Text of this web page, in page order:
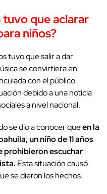
tuvo que aclarar
niños?
tuvo que salir a dar
se convirtiera en
con el público
debido a una noticia
a nivel nacional.
se dio a conocer queen la
un niño de 11 años
prohibieron escuchar
Esta situación causó
se dieron los hechos.